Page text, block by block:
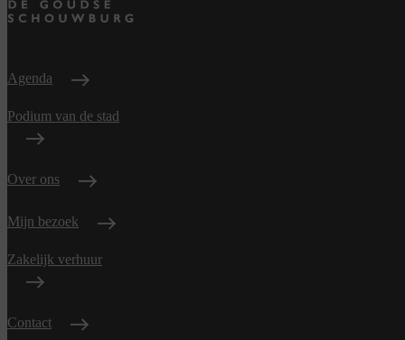
Agenda
Podium van de stad
Over ons
Mijn bezoek
Zakelijk verhuur
Contact